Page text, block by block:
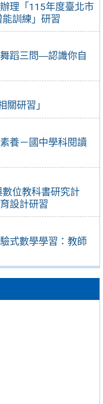
理「115年度臺北市
訓練」研習
蹈三問―認識你自
關研習」
養－國中學科閱讀
位教科書研究計
設計研習
式數學學習：教師